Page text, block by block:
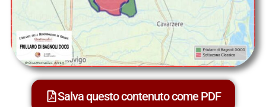
Salva questo contenuto come PDF